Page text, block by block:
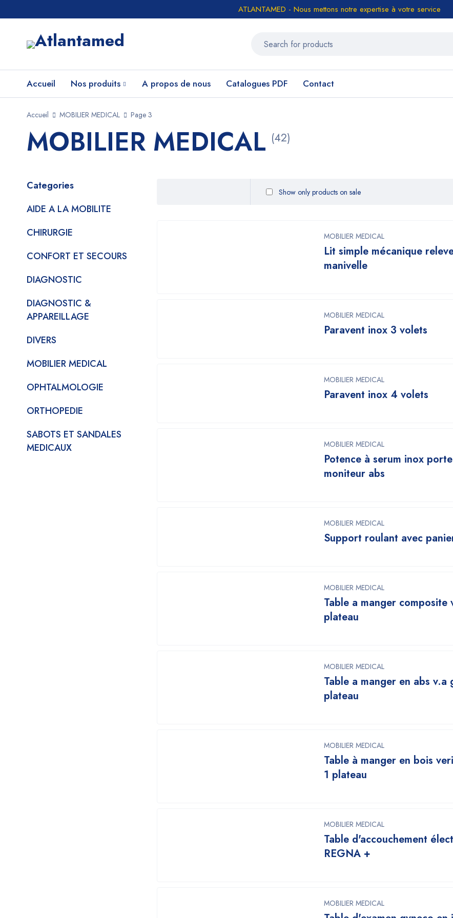
ATLANTAMED - Nous mettons notre expertise à votre service
Accueil Nos produits A propos de nous Catalogues PDF Contact
Accueil MOBILIER MEDICAL Page 3
MOBILIER MEDICAL (42)
Categories
AIDE A LA MOBILITE
CHIRURGIE
CONFORT ET SECOURS
DIAGNOSTIC
DIAGNOSTIC &
APPAREILLAGE
DIVERS
MOBILIER MEDICAL
OPHTALMOLOGIE
ORTHOPEDIE
SABOTS ET SANDALES
MEDICAUX
Show only products on sale
MOBILIER MEDICAL
Lit simple mécanique
manivelle
MOBILIER MEDICAL
Paravent inox 3 volets
MOBILIER MEDICAL
Paravent inox 4 volets
MOBILIER MEDICAL
Potence à serum inox porte
moniteur abs
MOBILIER MEDICAL
Support roulant avec
MOBILIER MEDICAL
Table a manger composite
plateau
MOBILIER MEDICAL
Table a manger en abs v.a
plateau
MOBILIER MEDICAL
Table à manger en bois
1 plateau
MOBILIER MEDICAL
Table d'accouchement
REGNA +
MOBILIER MEDICAL